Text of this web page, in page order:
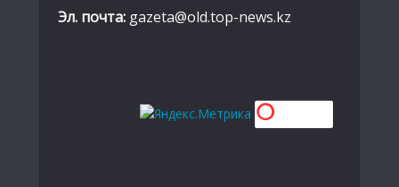
Эл. почта: gazeta@old.top-news.kz